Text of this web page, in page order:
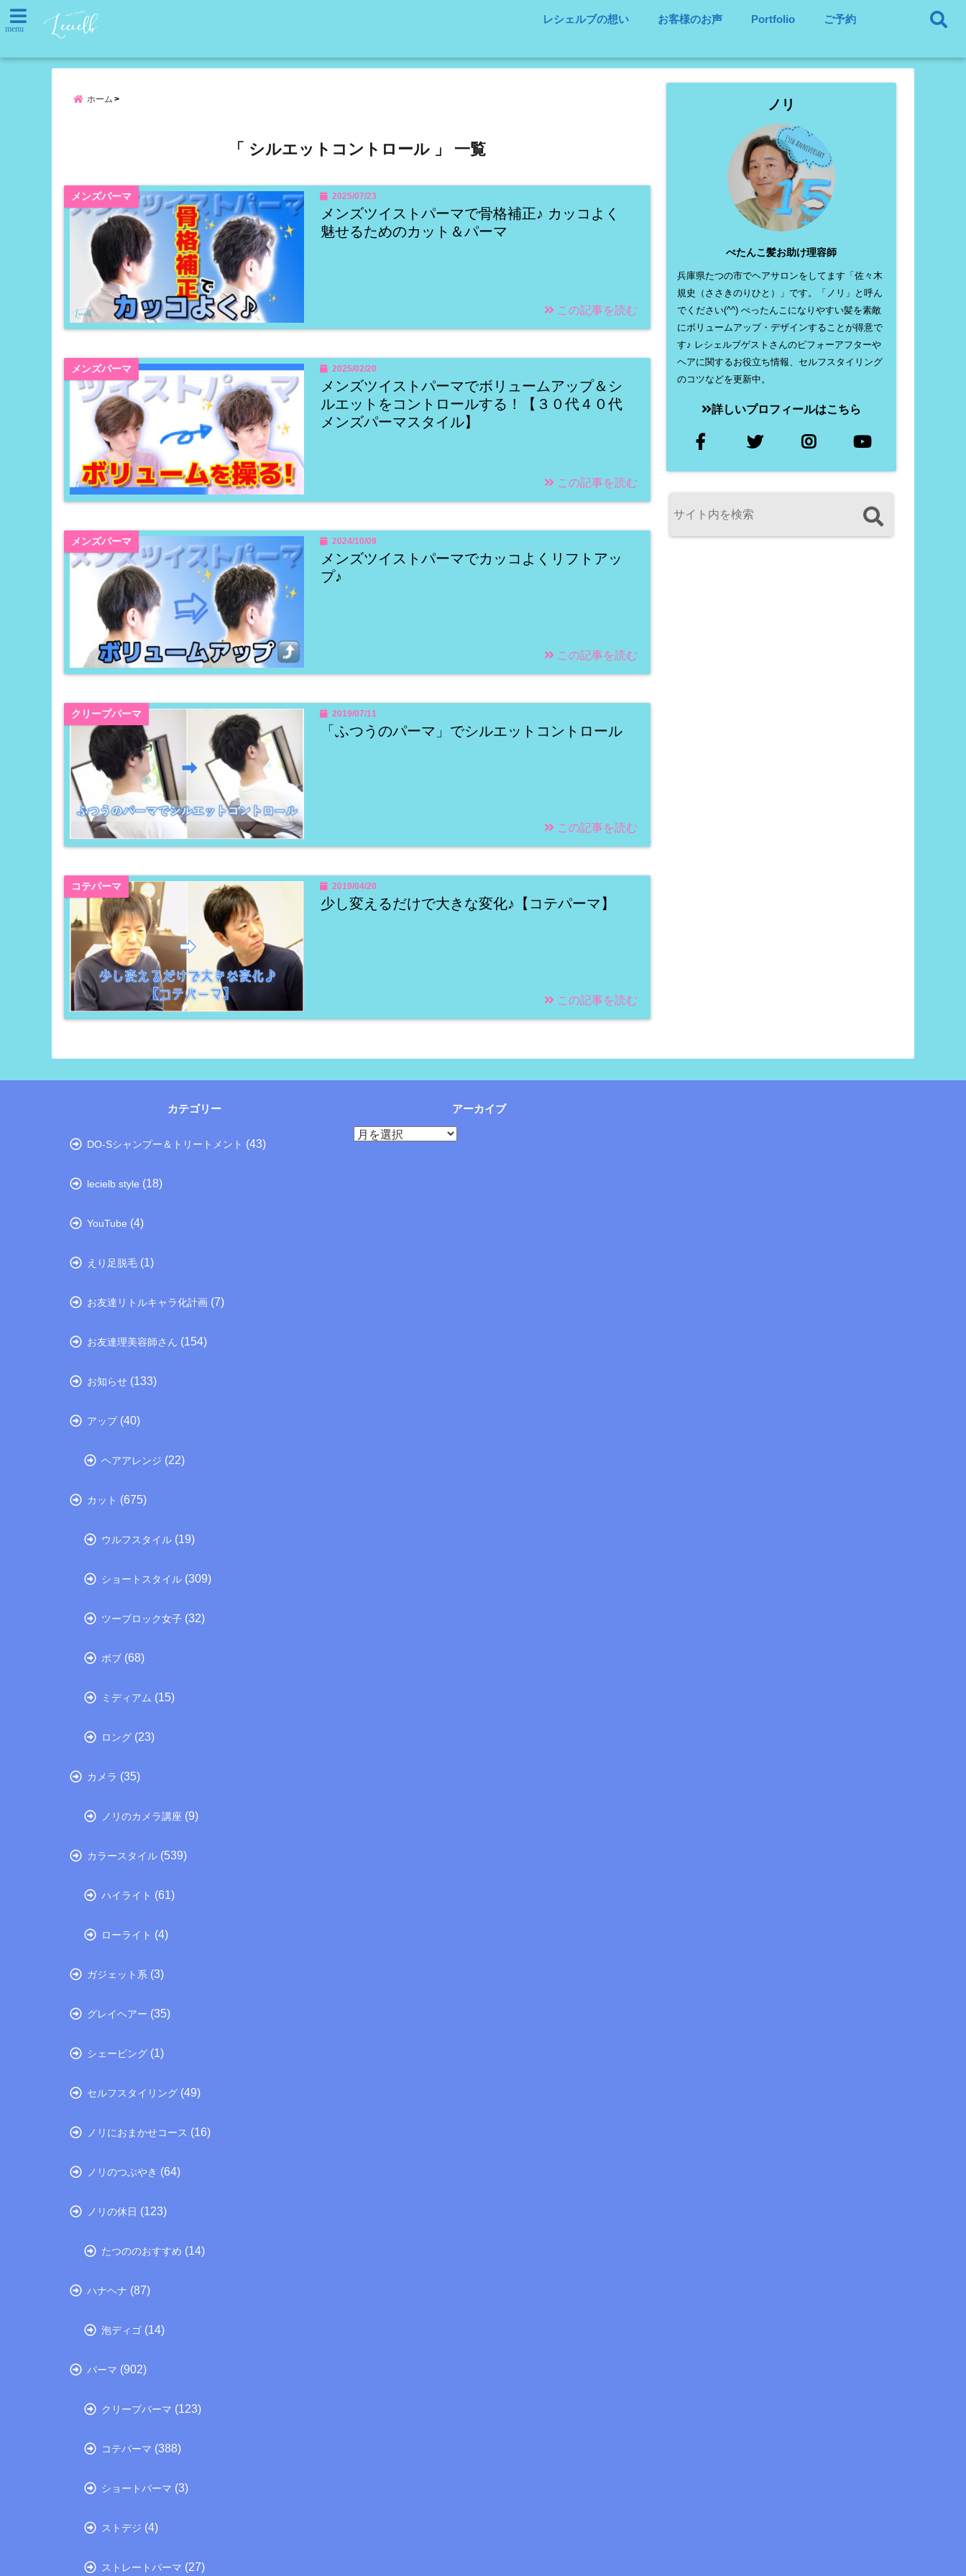
menu
レシェルブの想い お客様のお声 Portfolio ご予約
ホーム
「 シルエットコントロール 」 一覧
メンズパーマ 2025/07/23
メンズツイストパーマで骨格補正♪ カッコよく
魅せるためのカット＆パーマ
この記事を読む
メンズパーマ 2025/02/20
メンズツイストパーマでボリュームアップ＆シ
ルエットをコントロールする！【３０代４０代
メンズパーマスタイル】
この記事を読む
メンズパーマ 2024/10/09
メンズツイストパーマでカッコよくリフトアッ
プ♪
この記事を読む
クリープパーマ 2019/07/11
「ふつうのパーマ」でシルエットコントロール
この記事を読む
コテパーマ 2019/04/20
少し変えるだけで大きな変化♪【コテパーマ】
この記事を読む
ノリ
ぺたんこ髪お助け理容師
兵庫県たつの市でヘアサロンをしてます「佐々木
規史（ささきのりひと）」です。「ノリ」と呼ん
でください(^^) ぺったんこになりやすい髪を素敵
にボリュームアップ・デザインすることが得意で
す♪ レシェルブゲストさんのビフォーアフターや
ヘアに関するお役立ち情報、セルフスタイリング
のコツなどを更新中。
詳しいプロフィールはこちら
カテゴリー
DO-Sシャンプー＆トリートメント (43)
lecielb style (18)
YouTube (4)
えり足脱毛 (1)
お友達リトルキャラ化計画 (7)
お友達理美容師さん (154)
お知らせ (133)
アップ(40)
ヘアアレンジ (22)
カット (675)
ウルフスタイル (19)
ショートスタイル (309)
ツーブロック女子 (32)
ボブ (68)
ミディアム (15)
ロング (23)
カメラ (35)
ノリのカメラ講座 (9)
カラースタイル (539)
ハイライト (61)
ローライト (4)
ガジェット系 (3)
グレイヘアー (35)
シェービング (1)
セルフスタイリング (49)
ノリにおまかせコース (16)
ノリのつぶやき (64)
ノリの休日 (123)
たつののおすすめ (14)
ハナヘナ (87)
泡ディゴ (14)
パーマ (902)
クリープパーマ (123)
コテパーマ (388)
ショートパーマ (3)
ストデジ (4)
ストレートパーマ (27)
アーカイブ
ア